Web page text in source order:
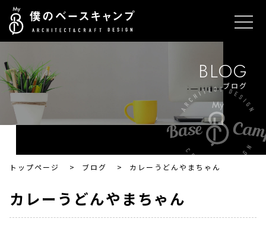
BLOG
ブログ
トップページ > ブログ > カレーうどんやまちゃん
カレーうどんやまちゃん